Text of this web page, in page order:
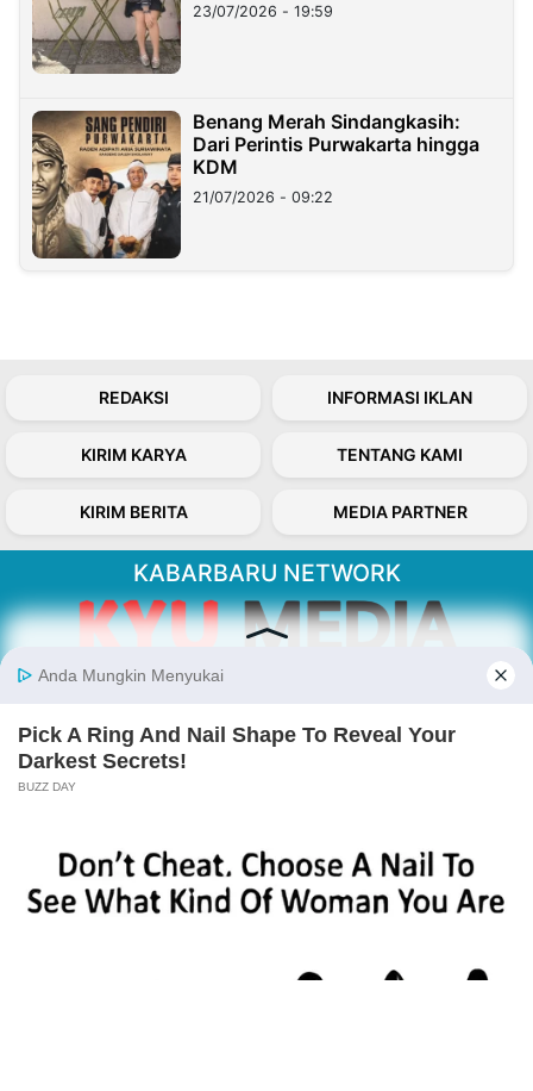
23/07/2026 - 19:59
Benang Merah Sindangkasih:
Dari Perintis Purwakarta hingga
KDM
21/07/2026 - 09:22
REDAKSI INFORMASI IKLAN
KIRIM KARYA TENTANG KAMI
KIRIM BERITA MEDIA PARTNER
KABARBARU NETWORK
Kabarbaru.co menyajikan berita aktual dan
Follow Kabarbaru